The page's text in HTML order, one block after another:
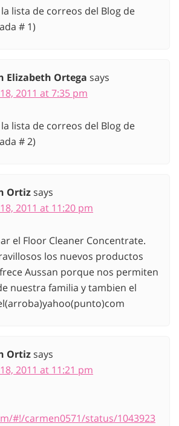
lista de correos del Blog de
# 1)
Elizabeth Ortega says
2011 at 7:35 pm
lista de correos del Blog de
# 2)
Ortizsays
2011 at 11:20 pm
el Floor Cleaner Concentrate.
los nuevos productos
Aussan porque nos permiten
nuestra familia y tambien el
Ortizsays
2011 at 11:21 pm
#!/carmen0571/status/1043923